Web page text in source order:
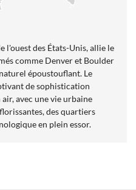
l'ouest des États-Unis, allie le
comme Denver et Boulder
époustouflant. Le
de sophistication
avec une vie urbaine
des quartiers
en plein essor.